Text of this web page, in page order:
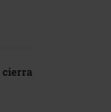
cierra